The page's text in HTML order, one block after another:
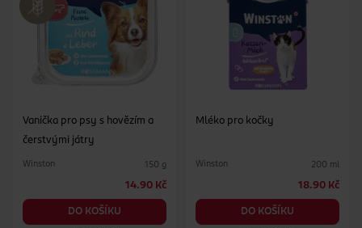
Vanička pro psy s hovězím a
čerstvými játry
Winston 150 g
14.90 Kč
DO KOŠÍKU
Mléko pro kočky
Winston 200 ml
18.90 Kč
DO KOŠÍKU